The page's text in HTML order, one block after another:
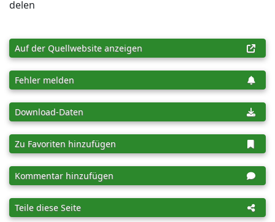
delen
Auf der Quellwebsite anzeigen
Fehler melden
Download-Daten
Zu Favoriten hinzufügen
Kommentar hinzufügen
Teile diese Seite